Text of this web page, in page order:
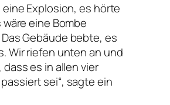
eine Explosion, es hörte
eine Bombe
Gebäude bebte, es
Wir riefen unten an und
es in allen vier
sei“, sagte ein